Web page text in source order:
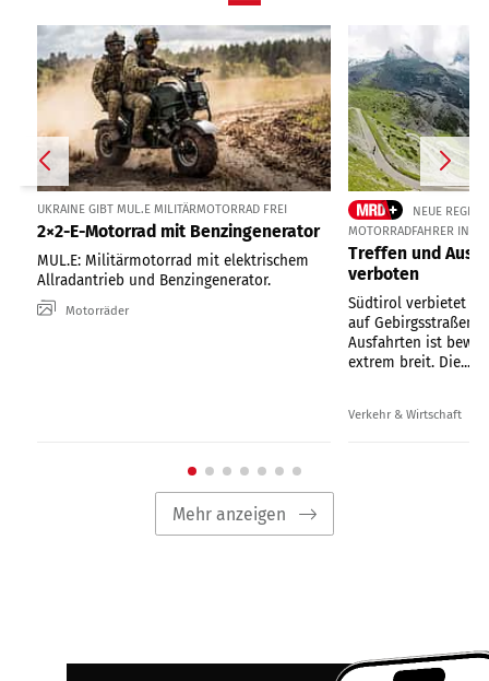
UKRAINE GIBT MUL.E MILITÄRMOTORRAD FREI
2×2-E-Motorrad mit Benzingenerator
MUL.E: Militärmotorrad mit elektrischem
Allradantrieb und Benzingenerator.
Motorräder
NEUE
MOTORRADFAHRER IN
Treffen und
verboten
Südtirol verbietet
auf Gebirgsstraßen.
Ausfahrten ist
extrem breit. Die...
Verkehr & Wirtschaft
Mehr anzeigen